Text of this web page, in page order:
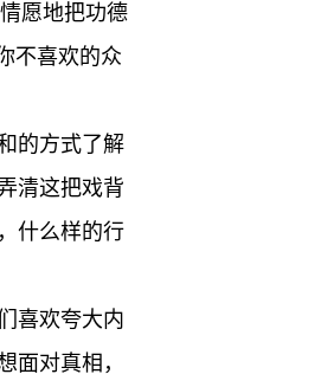
愿地把功德
不喜欢的众
的方式了解
清这把戏背
什么样的行
喜欢夸大内
面对真相，